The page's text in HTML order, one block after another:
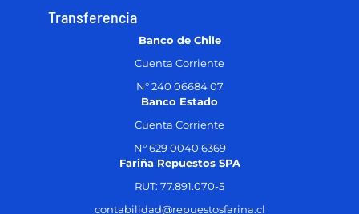
Transferencia
Banco de Chile
Cuenta Corriente
N° 240 06684 07
Banco Estado
Cuenta Corriente
N° 629 0040 6369
Fariña Repuestos SPA
RUT: 77.891.070-5
contabilidad@repuestosfarina.cl